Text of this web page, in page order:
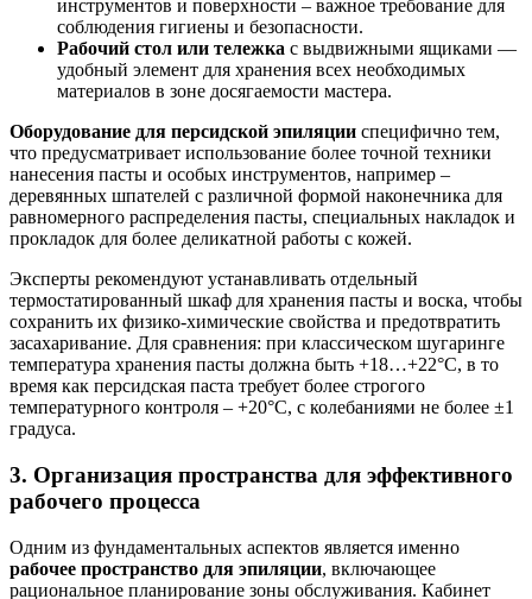
инструментов и поверхности – важное требование для
соблюдения гигиены и безопасности.
Рабочий стол или тележка с выдвижными ящиками —
удобный элемент для хранения всех необходимых
материалов в зоне досягаемости мастера.
Оборудование для персидской эпиляции специфично тем,
что предусматривает использование более точной техники
нанесения пасты и особых инструментов, например –
деревянных шпателей с различной формой наконечника для
равномерного распределения пасты, специальных накладок и
прокладок для более деликатной работы с кожей.
Эксперты рекомендуют устанавливать отдельный
термостатированный шкаф для хранения пасты и воска, чтобы
сохранить их физико-химические свойства и предотвратить
засахаривание. Для сравнения: при классическом шугаринге
температура хранения пасты должна быть +18…+22°C, в то
время как персидская паста требует более строгого
температурного контроля – +20°C, с колебаниями не более ±1
градуса.
3. Организация пространства для эффективного
рабочего процесса
Одним из фундаментальных аспектов является именно
рабочее пространство для эпиляции, включающее
рациональное планирование зоны обслуживания. Кабинет